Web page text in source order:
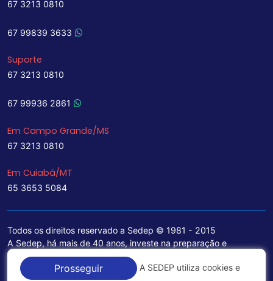
67 3213 0810
67 99839 3633
Suporte
67 3213 0810
67 99936 2861
Em Campo Grande/MS
67 3213 0810
Em Cuiabá/MT
65 3653 5084
Todos os direitos reservado a Sedep © 1981 - 2015
A Sedep, há mais de 40 anos, investe na preparação e
treinamento de funcionários e na aquisição de tecnologia de
ponta para a ampliação de seu portfólio de serviços voltados
Prosseguir A SEDEP utiliza cookies e